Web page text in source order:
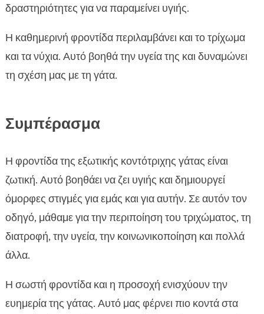
δραστηριότητες για να παραμείνει υγιής.
Η καθημερινή φροντίδα περιλαμβάνει και το τρίχωμα
και τα νύχια. Αυτό βοηθά την υγεία της και δυναμώνει
τη σχέση μας με τη γάτα.
Συμπέρασμα
Η φροντίδα της εξωτικής κοντότριχης γάτας είναι
ζωτική. Αυτό βοηθάει να ζει υγιής και δημιουργεί
όμορφες στιγμές για εμάς και για αυτήν. Σε αυτόν τον
οδηγό, μάθαμε για την περιποίηση του τριχώματος, τη
διατροφή, την υγεία, την κοινωνικοποίηση και πολλά
άλλα.
Η σωστή φροντίδα και η προσοχή ενισχύουν την
ευημερία της γάτας. Αυτό μας φέρνει πιο κοντά στα